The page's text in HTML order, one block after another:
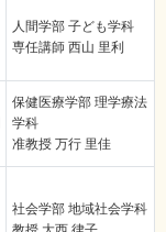
人間学部 子ども学科
専任講師 西山 里利
保健医療学部 理学療法
学科
准教授 万行 里佳
社会学部 地域社会学科